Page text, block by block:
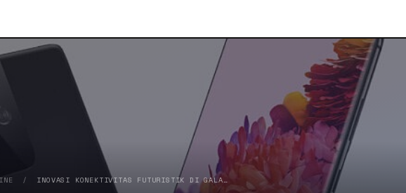
/ INOVASI KONEKTIVITAS FUTURISTIK DI GALA…